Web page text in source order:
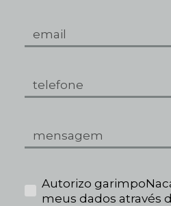
Autorizo
meus dados através